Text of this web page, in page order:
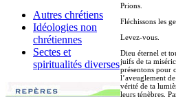
Autres chrétiens
Idéologies non
chrétiennes
Sectes et
spiritualités diverses
Prions.
Fléchissons les
Levez-vous.
Dieu éternel et
juifs de ta
présentons pour
l’aveuglement
vérité de ta
leurs ténèbres.